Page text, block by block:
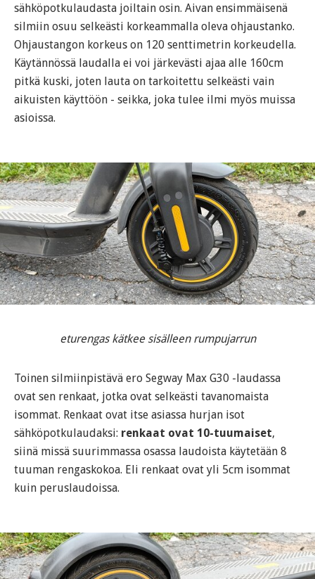
sähköpotkulaudasta joiltain osin. Aivan ensimmäisenä
silmiin osuu selkeästi korkeammalla oleva ohjaustanko.
Ohjaustangon korkeus on 120 senttimetrin korkeudella.
Käytännössä laudalla ei voi järkevästi ajaa alle 160cm
pitkä kuski, joten lauta on tarkoitettu selkeästi vain
aikuisten käyttöön - seikka, joka tulee ilmi myös muissa
asioissa.
eturengas kätkee sisälleen rumpujarrun
Toinen silmiinpistävä ero Segway Max G30 -laudassa
ovat sen renkaat, jotka ovat selkeästi tavanomaista
isommat. Renkaat ovat itse asiassa hurjan isot
sähköpotkulaudaksi: renkaat ovat 10-tuumaiset,
siinä missä suurimmassa osassa laudoista käytetään 8
tuuman rengaskokoa. Eli renkaat ovat yli 5cm isommat
kuin peruslaudoissa.